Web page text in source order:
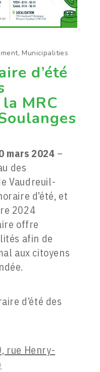
d’été
MRC
,Municipalities
mars 2024 –
des
Vaudreuil-
d’été, et
2024
offre
afin de
aux citoyens
d’été des
rue Henry-